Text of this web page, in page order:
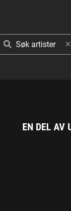
EN DEL AV